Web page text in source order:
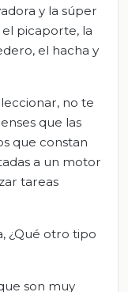
y la súper
el picaporte, la
el hacha y
no te
que las
que constan
a un motor
tareas
¿Qué otro tipo
son muy